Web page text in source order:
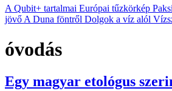
A Qubit+ tartalmai Európai tűzkörkép
jövő A Duna föntről Dolgok a víz alól
óvodás
Egy magyar etológus